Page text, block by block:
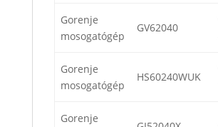
Gorenje
mosogatógép
GV62040
Gorenje
mosogatógép
HS60240WUK
Gorenje